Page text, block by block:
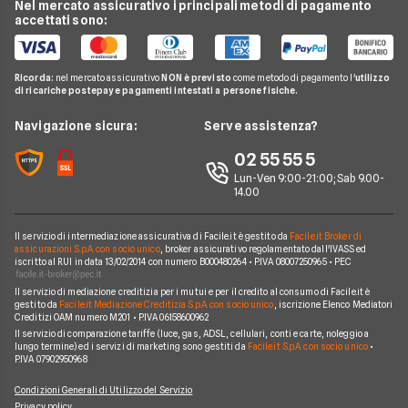
Pay TV
Noleggio Lungo Termine
News
Contatti
Carte di Credito Aziendali
Investimenti e Risparmi
Migliori Carte Prepagate
Carte Revolving
Carta conto
CheBanca!
Findomestic
Hello Bank!
Fineco
Nexi
Hype
N26
Revolut
Guida Conti
Domande Conti
Notizie Conti
Argomenti in evidenza Conti
Prodotti Conti
Nel mercato assicurativo i principali metodi di pagamento
accettati sono:
Ricorda: nel mercato assicurativoNON è previsto come metodo di pagamento l'utilizzo
di ricariche postepay e pagamenti intestati a persone fisiche.
Navigazione sicura: Serve assistenza?
02 55 55 5
Lun-Ven 9:00-21:00; Sab 9.00-
14.00
Il servizio di intermediazione assicurativa di Facile.it è gestito da Facile.it Broker di
assicurazioni S.p.A. con socio unico, broker assicurativo regolamentato dall'IVASS ed
iscritto al RUI in data 13/02/2014 con numero B000480264 • P.IVA 08007250965 • PEC
Il servizio di mediazione creditizia per i mutui e per il credito al consumo di Facile.it è
gestito da Facile.it Mediazione Creditizia S.p.A. con socio unico, iscrizione Elenco Mediatori
Creditizi OAM numero M201 • P.IVA 06158600962
Il servizio di comparazione tariffe (luce, gas, ADSL, cellulari, conti e carte, noleggio a
lungo termine) ed i servizi di marketing sono gestiti da Facile.it S.p.A. con socio unico•
P.IVA 07902950968
Condizioni Generali di Utilizzo del Servizio